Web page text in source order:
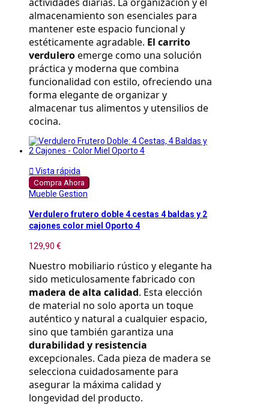
almacenamiento son esenciales para
mantener este espacio funcional y
estéticamente agradable. El carrito
verdulero emerge como una solución
práctica y moderna que combina
funcionalidad con estilo, ofreciendo una
forma elegante de organizar y
almacenar tus alimentos y utensilios de
cocina.
 Vista rápida
Compra Ahora
Mueble Gestion
Verdulero frutero doble 4 cestas 4 baldas y 2
cajones color miel Oporto 4
129,90 €
Nuestro mobiliario rústico y elegante ha
madera de alta calidad. Esta elección
de material no solo aporta un toque
auténtico y natural a cualquier espacio,
durabilidad y resistencia
excepcionales. Cada pieza de madera se
selecciona cuidadosamente para
asegurar la máxima calidad y
longevidad del producto.